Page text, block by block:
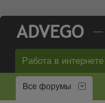
—
Работа в интернете
Все форумы